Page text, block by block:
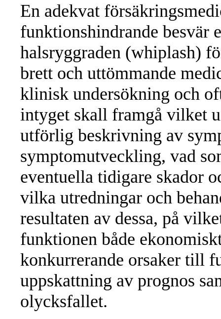
En adekvat
funktionshindrande besvär
halsryggraden (whiplash)
brett och uttömmande
klinisk undersökning och
intyget skall framgå vilket
utförlig beskrivning av
symptomutveckling, vad
eventuella tidigare skador
vilka utredningar och
resultaten av dessa, på
funktionen både
konkurrerande orsaker till
uppskattning av prognos
olycksfallet.